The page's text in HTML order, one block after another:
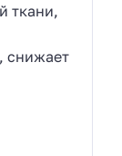
ткани,
снижает